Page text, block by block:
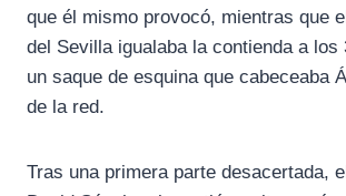
que él mismo provocó, mientras que
del Sevilla igualaba la contienda a los
un saque de esquina que cabeceaba
de la red.
Tras una primera parte desacertada,